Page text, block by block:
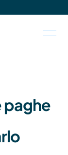
paghe